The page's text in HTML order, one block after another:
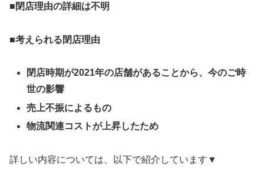
■閉店理由の詳細は不明
■考えられる閉店理由
閉店時期が2021年の店舗があることから、今のご時
世の影響
売上不振によるもの
物流関連コストが上昇したため
詳しい内容については、以下で紹介しています▼